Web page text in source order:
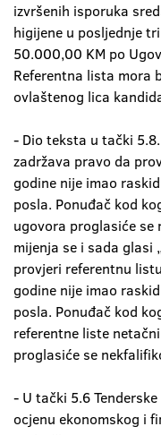
izvršenih isporuka
higijene u posljednje
50.000,00 KM po
Referentna lista mora
ovlaštenog lica
- Dio teksta u tački
zadržava pravo da
godine nije imao
posla. Ponuđač kod
ugovora proglasiće se
mijenja se i sada glasi
provjeri referentnu
godine nije imao
posla. Ponuđač kod
referentne liste
proglasiće se
- U tački 5.6
ocjenu ekonomskog i